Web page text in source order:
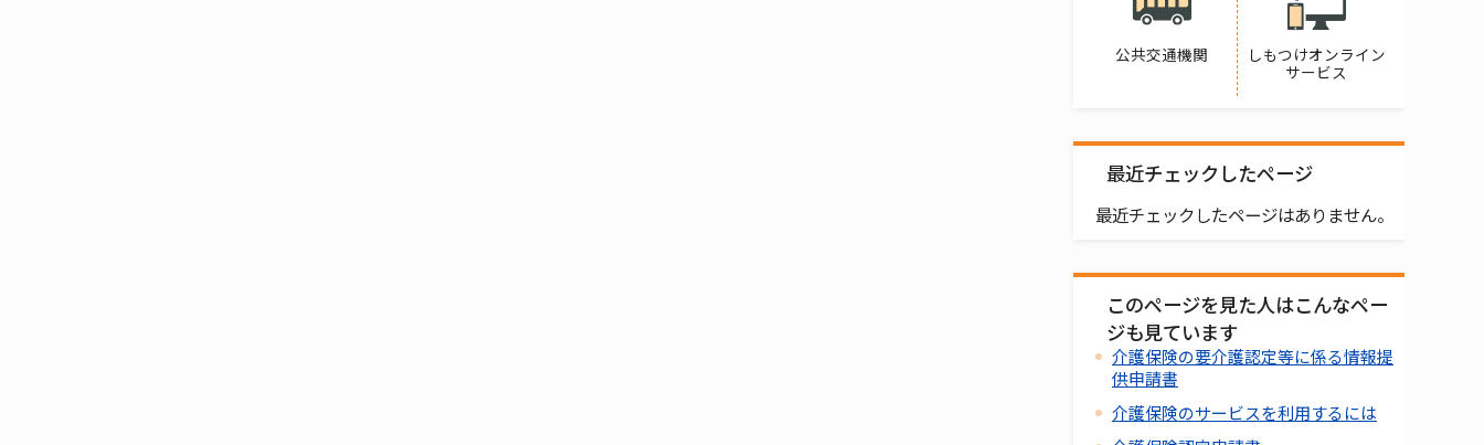
公共交通機関
しもつけオンライン
サービス
最近チェックしたページ
最近チェックしたページはありません。
このページを見た人はこんなペー
ジも見ています
介護保険の要介護認定等に係る情報提
供申請書
介護保険のサービスを利用するには